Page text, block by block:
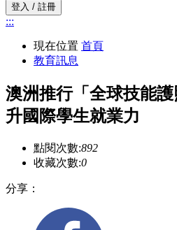
登入 / 註冊
:::
現在位置 首頁
教育訊息
澳洲推行「全球技能
升國際學生就業力
點閱次數:892
收藏次數:0
分享：